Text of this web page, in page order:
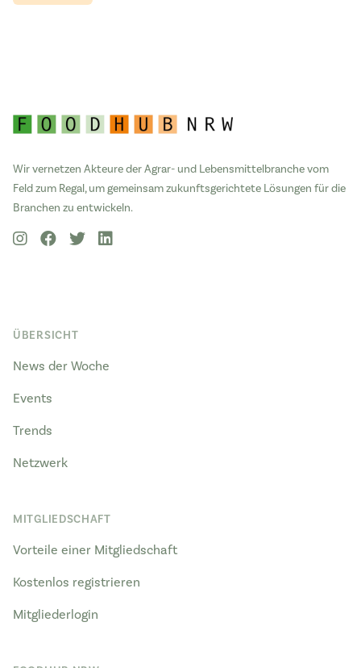
Wir vernetzen Akteure der Agrar- und Lebensmittelbranche vom
Feld zum Regal, um gemeinsam zukunftsgerichtete Lösungen für die
Branchen zu entwickeln.
ÜBERSICHT
News der Woche
Events
Trends
Netzwerk
MITGLIEDSCHAFT
Vorteile einer Mitgliedschaft
Kostenlos registrieren
Mitgliederlogin